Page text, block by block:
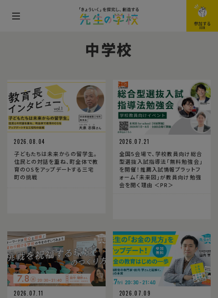
メ
開
閉
す
る
参加する
JOIN
中学校
2026.08.04
子どもたちは未来からの留学生。
住民との対話を重ね、町全体で教
育のOSをアップデートする三宅
町の挑戦
2026.07.21
全国5会場で、学校教員向け総合
型選抜入試指導法「無料勉強会」
を開催！推薦入試情報プラットフ
ォーム「未来図」が教員向け勉強
会を開く理由 ＜PR＞
2026.07.11
2026.07.09